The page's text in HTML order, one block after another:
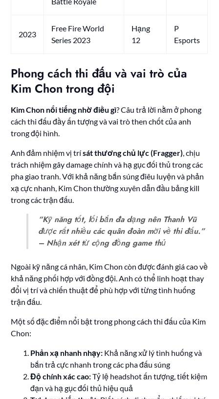
2023
Free Fire World
Series 2023
Hạng
12
P
Esports
Phong cách thi đấu và vai trò của
Kim Chon trong đội
Kim Chon nổi tiếng nhờ điều gì? Câu trả lời nằm ở phong
cách thi đấu đầy ấn tượng và vai trò then chốt của anh
trong đội hình.
Anh đảm nhiệm vị trísát thương chủ lực (Fragger) , chịu
trách nhiệm gây damage chính và hạ gục đối thủ trong các
pha giao tranh. Với khả năng bắn súng điêu luyện và phản
xạ cực nhanh, Kim Chon thường xuyên dẫn đầu bảng kill
trong các trận đấu.
“Kỹ năng tốt, lối bắn đa dạng nên Thanh Vũ
được rất nhiều các quân đoàn mời về thi đấu.”
– Nhận xét từ cộng đồng game thủ
Ngoài kỹ năng cá nhân, Kim Chon còn được đánh giá cao về
khả năng phối hợp với đồng đội. Anh có thể linh hoạt thay
đổi vị trí và chiến thuật để phù hợp với từng tình huống
trận đấu.
Một số đặc điểm nổi bật trong phong cách thi đấu của Kim
Chon:
Phản xạ nhanh nhạy: Khả năng xử lý tình huống và
bắn trả cực nhanh trong các pha đấu súng
Độ chính xác cao:Tỷ lệ headshot ấn tượng, tiết kiệm
đạn và hạ gục đối thủ hiệu quả